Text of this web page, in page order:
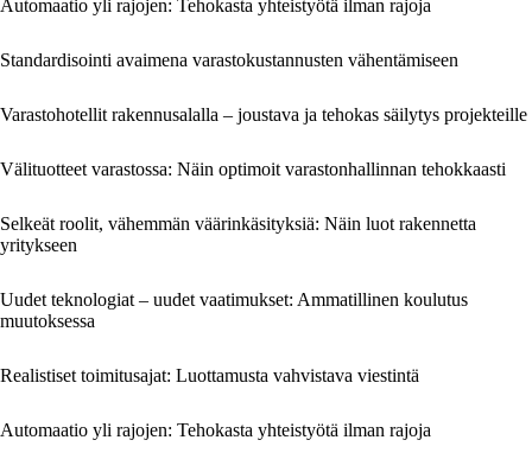
Automaatio yli rajojen: Tehokasta yhteistyötä ilman rajoja
Standardisointi avaimena varastokustannusten vähentämiseen
Varastohotellit rakennusalalla – joustava ja tehokas säilytys projekteille
Välituotteet varastossa: Näin optimoit varastonhallinnan tehokkaasti
Selkeät roolit, vähemmän väärinkäsityksiä: Näin luot rakennetta
yritykseen
Uudet teknologiat – uudet vaatimukset: Ammatillinen koulutus
muutoksessa
Realistiset toimitusajat: Luottamusta vahvistava viestintä
Automaatio yli rajojen: Tehokasta yhteistyötä ilman rajoja